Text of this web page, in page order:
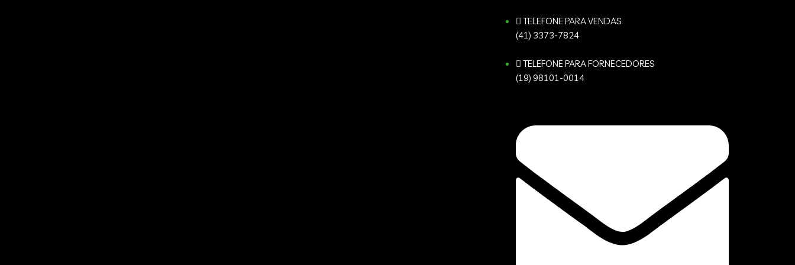
TELEFONE PARA VENDAS
(41) 3373-7824
TELEFONE PARA FORNECEDORES
(19) 98101-0014